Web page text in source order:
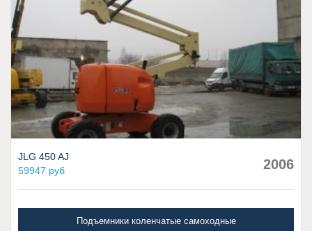
JLG 450 AJ
59947 руб
2006
Подъемники коленчатые самоходные